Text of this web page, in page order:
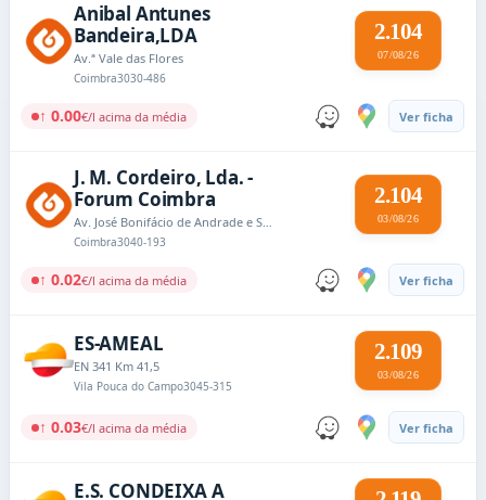
Anibal Antunes
Bandeira,LDA
Av.ª Vale das Flores
Coimbra3030-486
2.104
07/08/26
↑ 0.00€/l acima da média Ver ficha
J. M. Cordeiro, Lda. -
Forum Coimbra
Av. José Bonifácio de Andrade e Silva
Coimbra3040-193
2.104
03/08/26
↑ 0.02€/l acima da média Ver ficha
ES-AMEAL
EN 341 Km 41,5
Vila Pouca do Campo3045-315
2.109
03/08/26
↑ 0.03€/l acima da média Ver ficha
E.S. CONDEIXA A